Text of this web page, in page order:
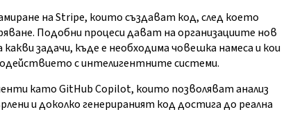
на Stripe, които създават код, след което
Подобни процеси дават на организациите нов
задачи, къде е необходима човешка намеса и кои
с интелигентните системи.
като GitHub Copilot, които позволяват анализ
и доколко генерираният код достига до реална